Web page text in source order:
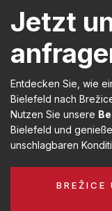
Jetzt
Entdecken Sie, wie
Bielefeld nach
Nutzen Sie unsere
Bielefeld und
unschlagbaren
BREŽICE